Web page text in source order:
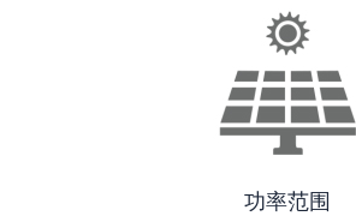
功率范围